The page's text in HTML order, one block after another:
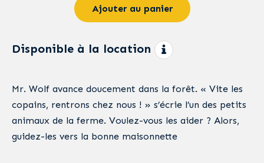
Ajouter au panier
Disponible à la location
Mr. Wolf avance doucement dans la forêt. « Vite les
copains, rentrons chez nous ! » s’écrie l’un des petits
animaux de la ferme. Voulez-vous les aider ? Alors,
guidez-les vers la bonne maisonnette